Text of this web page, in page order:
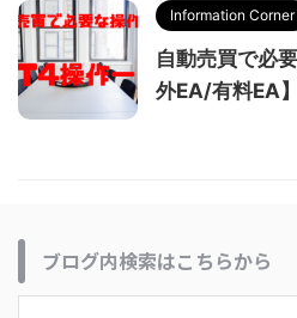
Information Corner
自動売買で必
外EA/有料EA】
ブログ内検索はこちらから